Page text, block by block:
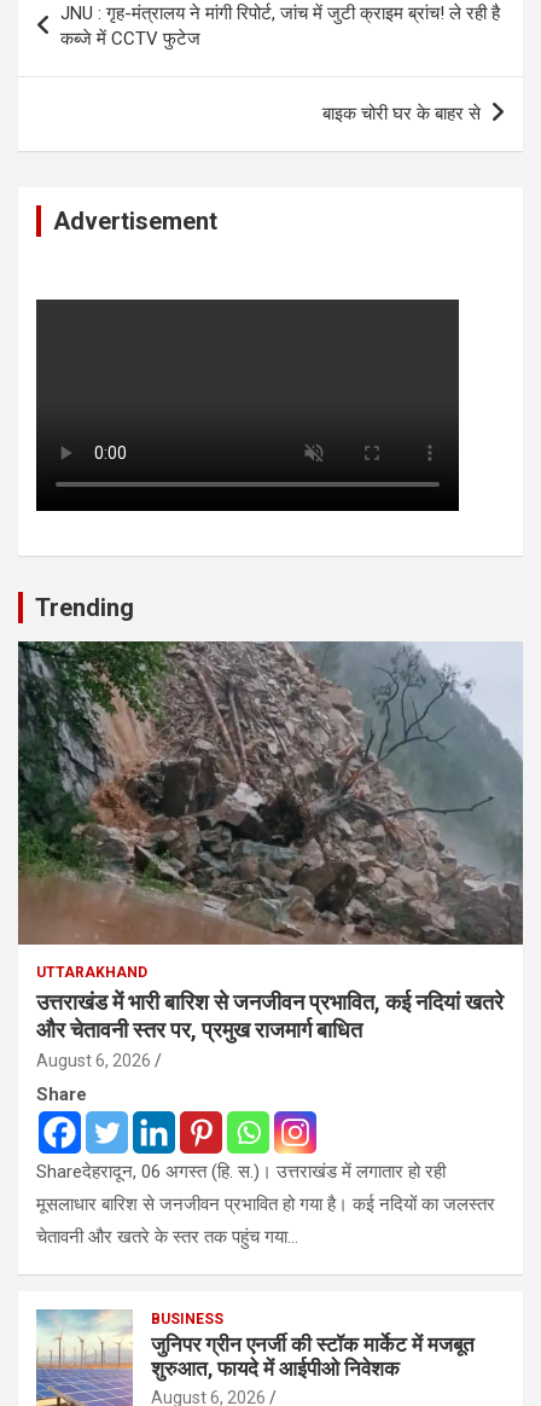
navigation
JNU : गृह-मंत्रालय ने मांगी रिपोर्ट, जांच में जुटी क्राइम ब्रांच! ले रही है
कब्जे में CCTV फुटेज
बाइक चोरी घर के बाहर से
Advertisement
Trending
UTTARAKHAND
उत्तराखंड में भारी बारिश से जनजीवन प्रभावित, कई नदियां खतरे
और चेतावनी स्तर पर, प्रमुख राजमार्ग बाधित
August 6, 2026
Share
Shareदेहरादून, 06 अगस्त (हि. स.)। उत्तराखंड में लगातार हो रही
मूसलाधार बारिश से जनजीवन प्रभावित हो गया है। कई नदियों का जलस्तर
चेतावनी और खतरे के स्तर तक पहुंच गया…
BUSINESS
जुनिपर ग्रीन एनर्जी की स्टॉक मार्केट में मजबूत
शुरुआत, फायदे में आईपीओ निवेशक
August 6, 2026